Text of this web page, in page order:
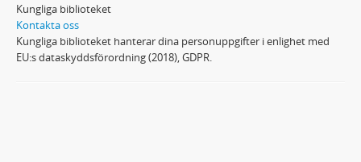
Kungliga biblioteket
Kontakta oss
Kungliga biblioteket hanterar dina personuppgifter i enlighet med
EU:s dataskyddsförordning (2018), GDPR.